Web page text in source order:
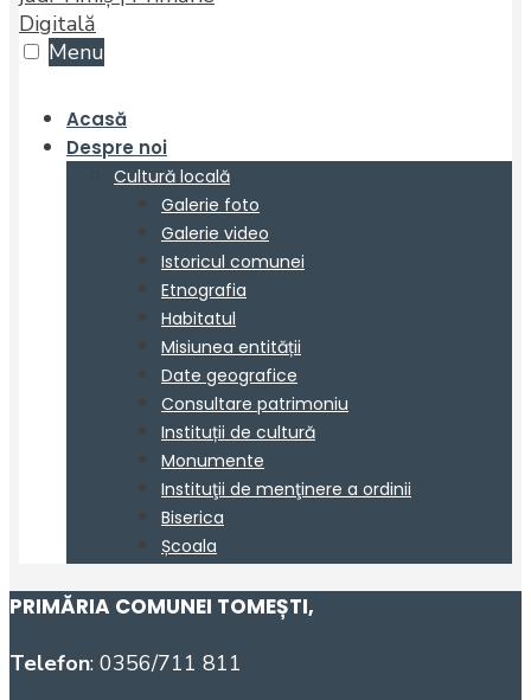
PRIMĂRIA COMUNEI TOMEȘTI,
Telefon: 0356/711 811